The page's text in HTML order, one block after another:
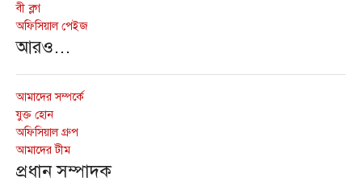
বী ব্লগ
অফিসিয়াল পেইজ
আরও…
আমাদের সম্পর্কে
যুক্ত হোন
অফিসিয়াল গ্রুপ
আমাদের টীম
প্রধান সম্পাদক